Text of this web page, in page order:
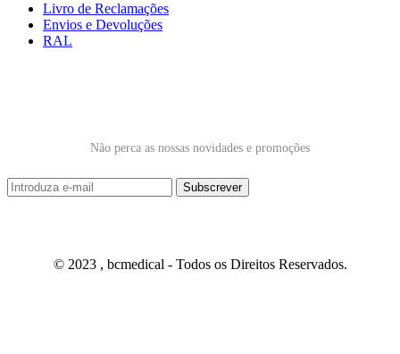
Livro de Reclamações
Envios e Devoluções
RAL
Não perca as nossas novidades e promoções
© 2023 , bcmedical - Todos os Direitos Reservados.